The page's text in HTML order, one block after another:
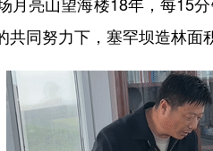
山望海楼18年，每15分
同努力下，塞罕坝造林面